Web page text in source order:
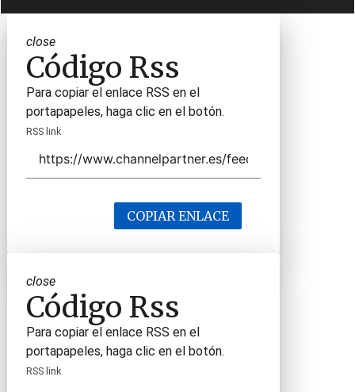
close
Código Rss
Para copiar el enlace RSS en el
portapapeles, haga clic en el botón.
RSS link
COPIAR ENLACE
close
Código Rss
Para copiar el enlace RSS en el
portapapeles, haga clic en el botón.
RSS link